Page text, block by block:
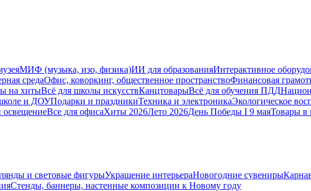
МИФ (музыка, изо, физика)ИИ для образованияИнтерактивное
средаОфис, коворкинг, общественное пространствоФинансовая
на хитыВсё для школы искусствКанцтоварыВсё для обучения ПДД
и ДОУПодарки и праздникиТехника и электроникаЭкологическое
освещениеВсе для офисаХиты 2026Лето 2026День Победы I 9 маяТовары в
и световые фигурыУкрашение интерьераНовогодние сувениры
Стенды, баннеры, настенные композиции к Новому году